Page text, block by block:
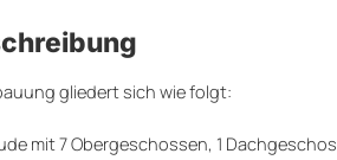
gliedert sich wie folgt:
mit 7 Obergeschossen, 1